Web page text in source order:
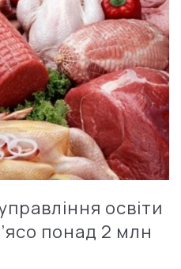
освіти
понад 2 млн